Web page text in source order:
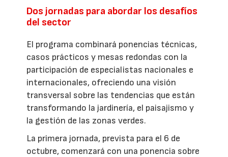
Dos jornadas para abordar los desafíos
del sector
El programa combinará ponencias técnicas,
casos prácticos y mesas redondas con la
participación de especialistas nacionales e
internacionales, ofreciendo una visión
transversal sobre las tendencias que están
transformando la jardinería, el paisajismo y
la gestión de las zonas verdes.
La primera jornada, prevista para el 6 de
octubre, comenzará con una ponencia sobre